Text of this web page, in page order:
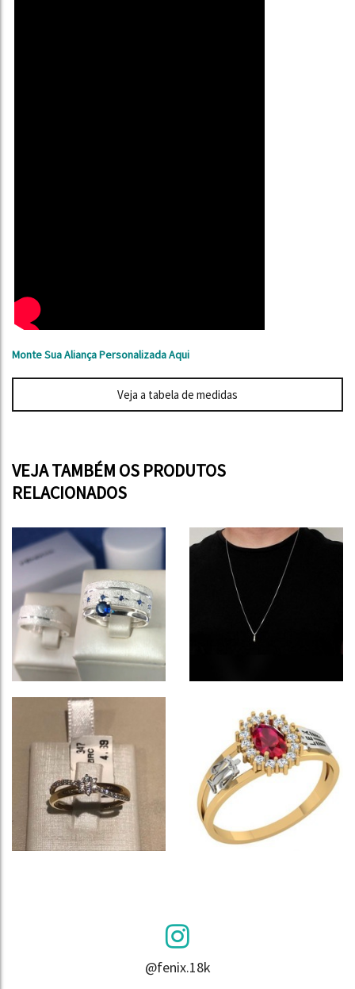
Monte Sua Aliança Personalizada Aqui
Veja a tabela de medidas
VEJA TAMBÉM OS PRODUTOS
RELACIONADOS
@fenix.18k